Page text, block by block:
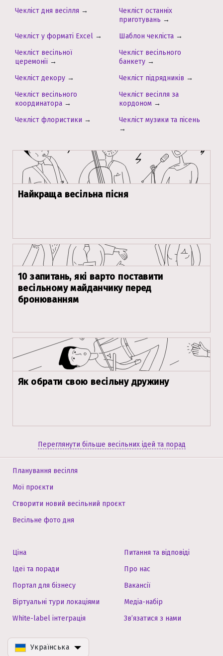
Чекліст дня весілля →
Чекліст останніх
приготувань →
Чекліст у форматі Excel → Шаблон чекліста →
Чекліст весільної
церемонії →
Чекліст весільного
банкету →
Чекліст декору → Чекліст підрядників →
Чекліст весільного
координатора →
Чекліст весілля за
кордоном →
Чекліст флористики →
Чекліст музики та пісень
→
Найкраща весільна пісня
10 запитань, які варто поставити
весільному майданчику перед
бронюванням
Як обрати свою весільну дружину
Переглянути більше весільних ідей та порад
Планування весілля
Мої проєкти
Створити новий весільний проєкт
Весільне фото дня
Ціна
Ідеї та поради
Портал для бізнесу
Віртуальні тури локаціями
White-label інтеграція
Питання та відповіді
Про нас
Вакансії
Медіа-набір
Зв’язатися з нами
Українська